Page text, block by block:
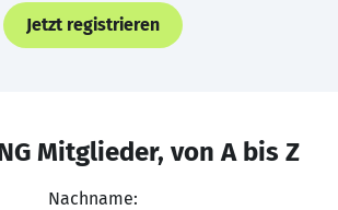
Jetzt registrieren
Mitglieder, von A bis Z
Nachname: